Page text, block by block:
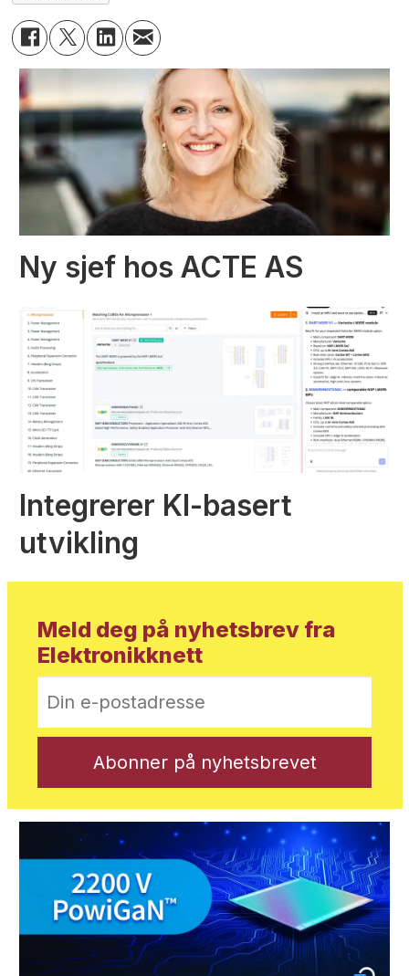
Ny sjef hos ACTE AS
Integrerer KI-basert
utvikling
Meld deg på nyhetsbrev fra
Elektronikknett